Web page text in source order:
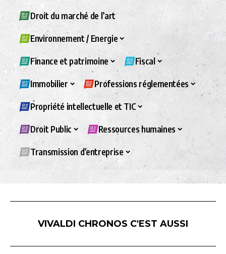
Droit du marché de l’art
Environnement / Energie
Finance et patrimoine Fiscal
Immobilier Professions réglementées
Propriété intellectuelle et TIC
Droit Public Ressources humaines
Transmission d’entreprise
VIVALDI CHRONOS C'EST AUSSI